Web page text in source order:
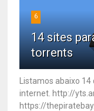
6
14 sites
torrents
Listamos abaixo
internet. http://
https://